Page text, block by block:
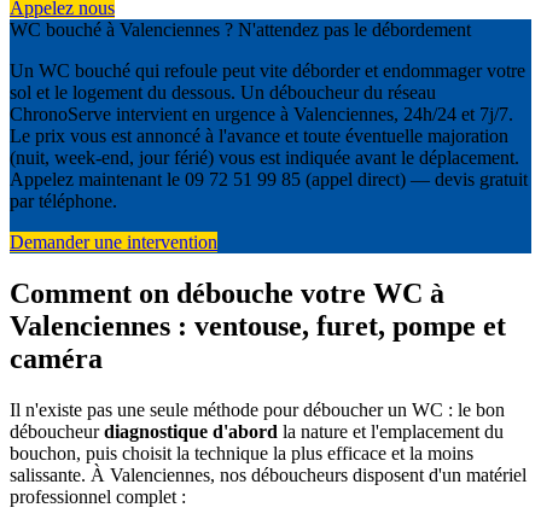
Appelez nous
WC bouché à Valenciennes ? N'attendez pas le débordement
Un WC bouché qui refoule peut vite déborder et endommager votre
sol et le logement du dessous. Un déboucheur du réseau
ChronoServe intervient en urgence à Valenciennes, 24h/24 et 7j/7.
Le prix vous est annoncé à l'avance et toute éventuelle majoration
(nuit, week-end, jour férié) vous est indiquée avant le déplacement.
Appelez maintenant le 09 72 51 99 85 (appel direct) — devis gratuit
par téléphone.
Demander une intervention
Comment on débouche votre WC à
Valenciennes : ventouse, furet, pompe et
caméra
Il n'existe pas une seule méthode pour déboucher un WC : le bon
déboucheurdiagnostique d'abord la nature et l'emplacement du
bouchon, puis choisit la technique la plus efficace et la moins
salissante. À Valenciennes, nos déboucheurs disposent d'un matériel
professionnel complet :